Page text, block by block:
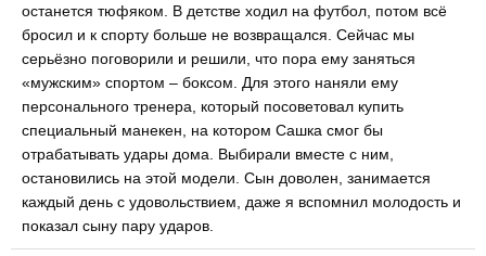
останется тюфяком. В детстве ходил на футбол, потом всё
бросил и к спорту больше не возвращался. Сейчас мы
серьёзно поговорили и решили, что пора ему заняться
«мужским» спортом – боксом. Для этого наняли ему
персонального тренера, который посоветовал купить
специальный манекен, на котором Сашка смог бы
отрабатывать удары дома. Выбирали вместе с ним,
остановились на этой модели. Сын доволен, занимается
каждый день с удовольствием, даже я вспомнил молодость и
показал сыну пару ударов.